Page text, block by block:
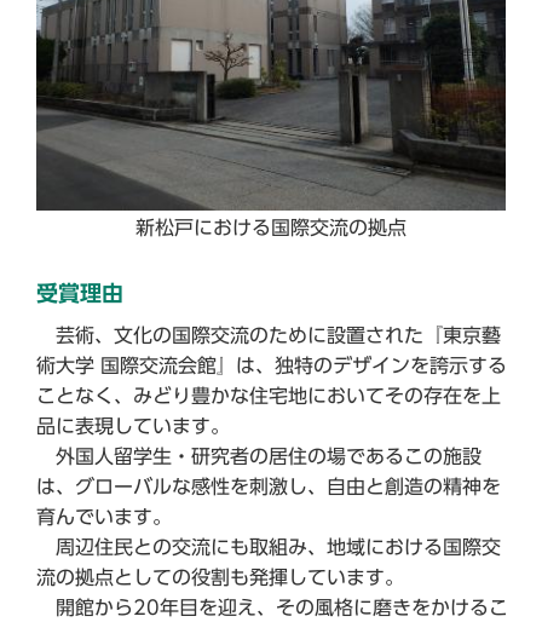
新松戸における国際交流の拠点
受賞理由
芸術、文化の国際交流のために設置された『東京藝
術大学 国際交流会館』は、独特のデザインを誇示する
ことなく、みどり豊かな住宅地においてその存在を上
品に表現しています。
外国人留学生・研究者の居住の場であるこの施設
は、グローバルな感性を刺激し、自由と創造の精神を
育んでいます。
周辺住民との交流にも取組み、地域における国際交
流の拠点としての役割も発揮しています。
開館から20年目を迎え、その風格に磨きをかけるこ